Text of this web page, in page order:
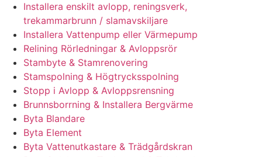
Installera enskilt avlopp, reningsverk,
trekammarbrunn / slamavskiljare
Installera Vattenpump eller Värmepump
Relining Rörledningar & Avloppsrör
Stambyte & Stamrenovering
Stamspolning & Högtrycksspolning
Stopp i Avlopp & Avloppsrensning
Brunnsborrning & Installera Bergvärme
Byta Blandare
Byta Element
Byta Vattenutkastare & Trädgårdskran